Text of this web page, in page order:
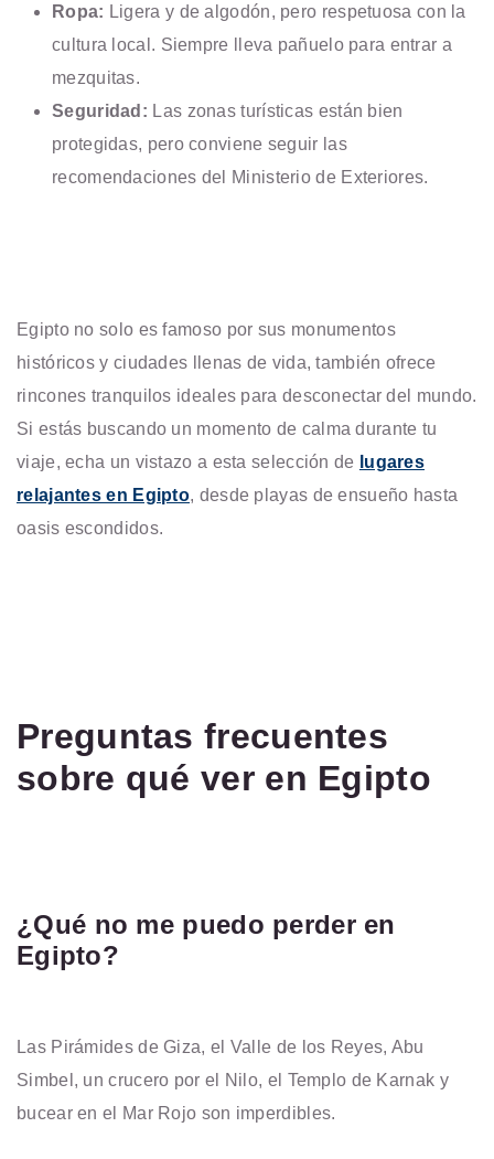
Ropa: Ligera y de algodón, pero respetuosa con la
cultura local. Siempre lleva pañuelo para entrar a
mezquitas.
Seguridad: Las zonas turísticas están bien
protegidas, pero conviene seguir las
recomendaciones del Ministerio de Exteriores.
Egipto no solo es famoso por sus monumentos
históricos y ciudades llenas de vida, también ofrece
rincones tranquilos ideales para desconectar del mundo.
Si estás buscando un momento de calma durante tu
viaje, echa un vistazo a esta selección de lugares
relajantes en Egipto, desde playas de ensueño hasta
oasis escondidos.
Preguntas frecuentes
sobre qué ver en Egipto
¿Qué no me puedo perder en
Egipto?
Las Pirámides de Giza, el Valle de los Reyes, Abu
Simbel, un crucero por el Nilo, el Templo de Karnak y
bucear en el Mar Rojo son imperdibles.